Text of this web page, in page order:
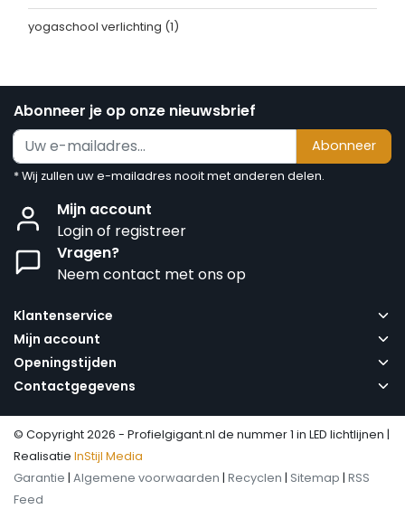
yogaschool verlichting (1)
Abonneer je op onze nieuwsbrief
Abonneer
* Wij zullen uw e-mailadres nooit met anderen delen.
Mijn account
Login of registreer
Vragen?
Neem contact met ons op
Klantenservice
Mijn account
Openingstijden
Contactgegevens
© Copyright 2026 - Profielgigant.nl de nummer 1 in LED lichtlijnen |
Realisatie InStijl Media
Garantie | Algemene voorwaarden | Recyclen | Sitemap | RSS
Feed